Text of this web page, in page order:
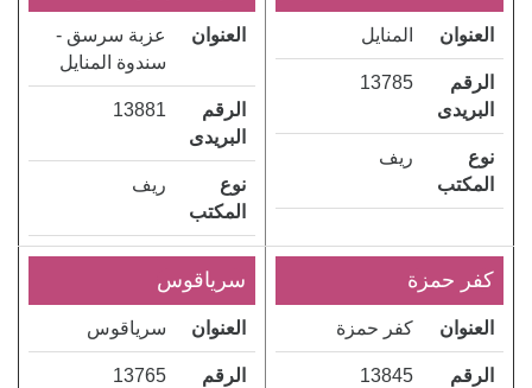
العنوان المنايل
الرقم
البريدى
13785
نوع
المكتب
ريف
العنوان
عزبة سرسق -
سندوة المنايل
الرقم
البريدى
13881
نوع
المكتب
ريف
كفر حمزة
العنوان كفر حمزة
الرقم
13845
سرياقوس
العنوان سرياقوس
الرقم
13765